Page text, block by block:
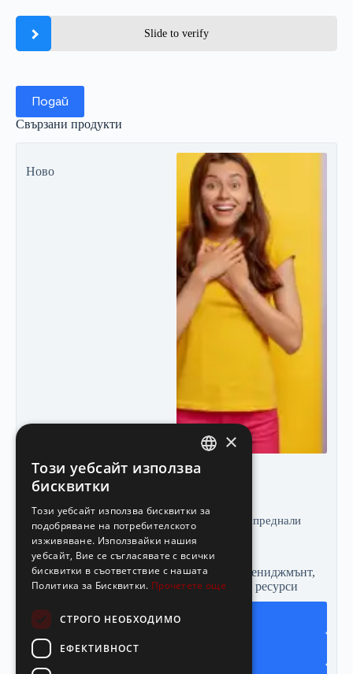
Slide to verify
Подай
Свързани продукти
Ново
Продължителност Напреднали
Бизнес обучения ,Личен успех Мениджмънт,
Търговски обучения, Човешки ресурси
Добави в количката
BULGARIAN
×
Този уебсайт използва
бисквитки
Този уебсайт използва бисквитки за
подобряване на потребителското
изживяване. Използвайки нашия
уебсайт, Вие се съгласявате с всички
бисквитки в съответствие с нашата
Политика за Бисквитки. Прочетете още
СТРОГО НЕОБХОДИМО
ЕФЕКТИВНОСТ